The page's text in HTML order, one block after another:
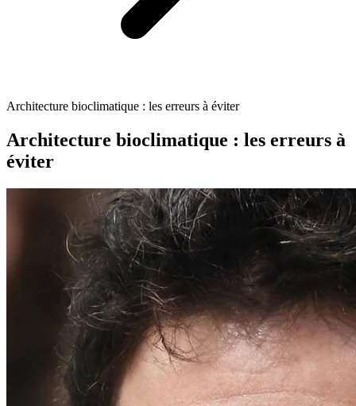
Architecture bioclimatique : les erreurs à éviter
Architecture bioclimatique : les erreurs à
éviter